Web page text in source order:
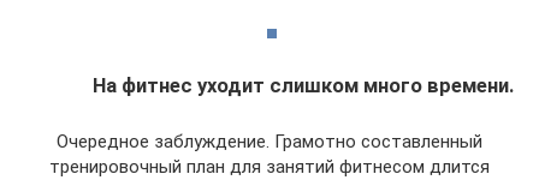
На фитнес уходит слишком много времени.
Очередное заблуждение. Грамотно составленный
тренировочный план для занятий фитнесом длится